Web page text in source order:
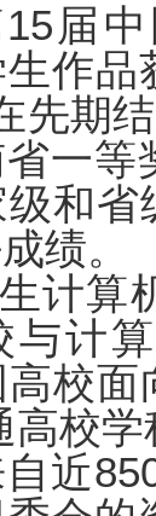
届
作品
先期
一等
和
绩。
计算
与计
校
高校
近